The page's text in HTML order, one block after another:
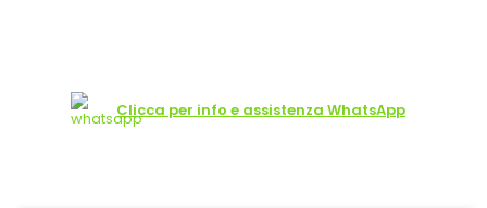
Clicca per info e assistenza WhatsApp